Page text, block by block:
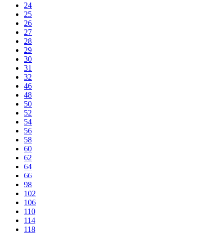
24
25
26
27
28
29
30
31
32
46
48
50
52
54
56
58
60
62
64
66
98
102
106
110
114
118